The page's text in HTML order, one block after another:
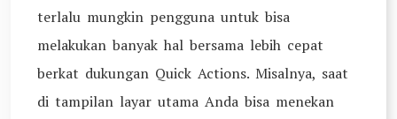
terlalu mungkin pengguna untuk bisa
melakukan banyak hal bersama lebih cepat
berkat dukungan Quick Actions. Misalnya, saat
di tampilan layar utama Anda bisa menekan